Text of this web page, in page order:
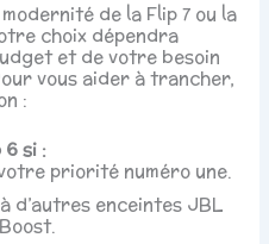
de la Flip 7 ou la
choix dépendra
et de votre besoin
vous aider à trancher,
:
6 si :
priorité numéro une.
d’autres enceintes JBL